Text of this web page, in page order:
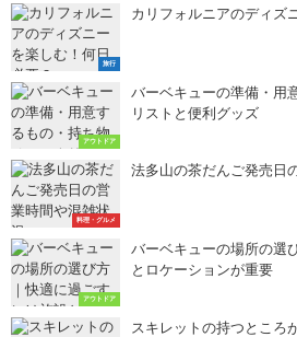
旅行
カリフォルニアのディズ
アウトドア
バーベキューの準備・用
リストと便利グッズ
料理・グルメ
法多山の茶だんご発売日
アウトドア
バーベキューの場所の選
とロケーションが重要
スキレットの持つところ